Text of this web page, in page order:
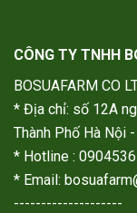
CÔNG TY TNHH
BOSUAFARM CO
* Địa chỉ: số 12A
Thành Phố Hà Nội
* Hotline :
* Email:
--------------------